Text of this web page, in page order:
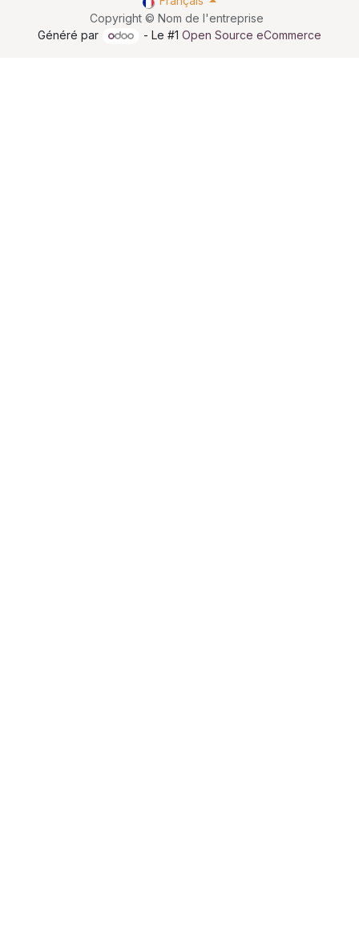
Copyright © Nom de l'entreprise
Généré par - Le #1Open Source eCommerce